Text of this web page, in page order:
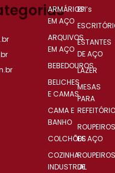
ARMÁRIOS
EM AÇO
ARQUIVOS
EM AÇO
BEBEDOUROS
BELICHES
E CAMAS
CAMA E
BANHO
COLCHÕES
COZINHA
INDUSTRIAL
EPI’s
ESTANTES
DE AÇO
LAZER
MESAS
PARA
REFEITÓRIO
ROUPEIROS
DE AÇO
ROUPEIROS
DE